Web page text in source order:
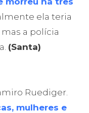
ela teria
a polícia
(Santa)
Ruediger.
mulheres e